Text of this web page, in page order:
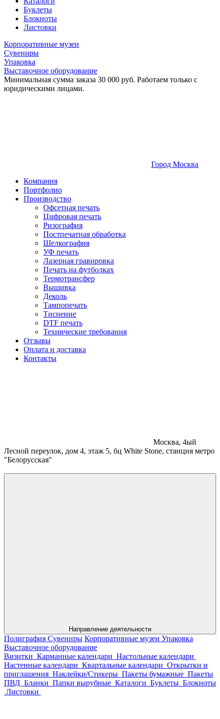
Буклеты
Блокноты
Листовки
Корпоративные музеи
Сувениры
Упаковка
Выставочное оборудование
Минимальная сумма заказа 30 000 руб. Работаем только с
юридическими лицами.
Город Москва
Компания
Портфолио
Производство
Офсетная печать
Цифровая печать
Ризография
Постпечатная обработка
Шелкография
УФ печать
Лазерная гравировка
Печать на футболках
Термотрансфер
Вышивка
Деколь
Тампопечать
Тиснение
DTF печать
Технические требования
Отзывы
Оплата и доставка
Контакты
Москва, 4ый
Лесной переулок, дом 4, этаж 5, бц White Stone, станция метро
"Белорусская"
Направление деятельности
Полиграфия Сувениры Корпоративные музеи Упаковка
Выставочное оборудование
Визитки Карманные календари Настольные календари
Настенные календари Квартальные календари Открытки и
приглашения Наклейки/Стикеры Пакеты бумажные Пакеты
ПВД Бланки Папки вырубные Каталоги Буклеты Блокноты
Листовки